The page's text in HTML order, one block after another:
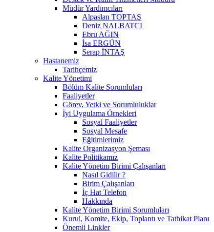
Müdür Yardımcıları
Alpaslan TOPTAŞ
Deniz NALBATCI
Ebru AĞIN
İsa ERGÜN
Serap İNTAŞ
Hastanemiz
Tarihçemiz
Kalite Yönetimi
Bölüm Kalite Sorumluları
Faaliyetler
Görev, Yetki ve Sorumluluklar
İyi Uygulama Örnekleri
Sosyal Faaliyetler
Sosyal Mesafe
Eğitimlerimiz
Kalite Organizasyon Şeması
Kalite Politikamız
Kalite Yönetim Birimi Çalışanları
Nasıl Gidilir ?
Birim Çalışanları
İç Hat Telefon
Hakkında
Kalite Yönetim Birimi Sorumluları
Kurul, Komite, Ekip, Toplantı ve Tatbikat Planı
Önemli Linkler